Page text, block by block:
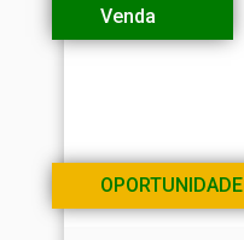
Venda
OPORTUNIDADE